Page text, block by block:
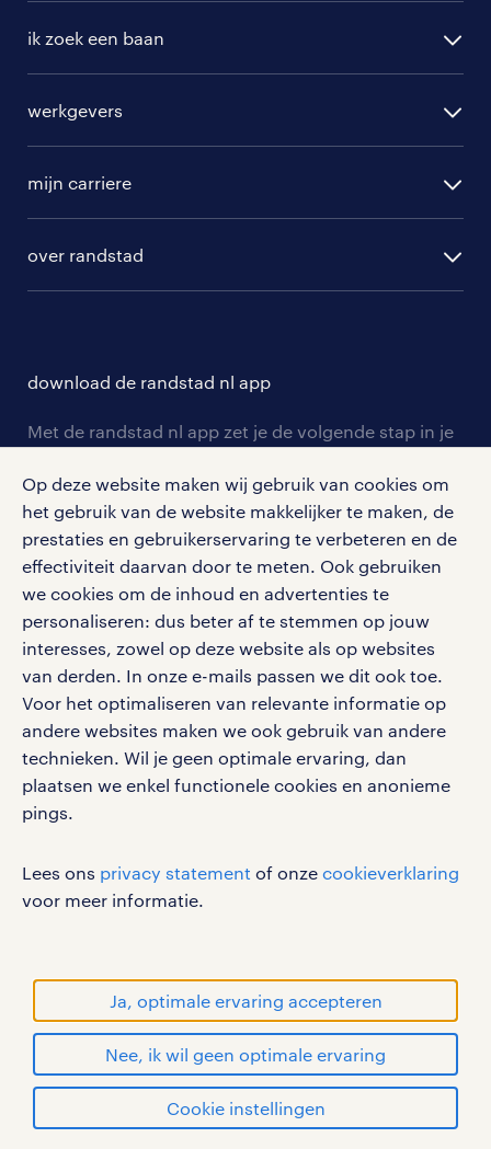
Op deze website maken wij gebruik van cookies om
het gebruik van de website makkelijker te maken, de
prestaties en gebruikerservaring te verbeteren en de
effectiviteit daarvan door te meten. Ook gebruiken
we cookies om de inhoud en advertenties te
personaliseren: dus beter af te stemmen op jouw
interesses, zowel op deze website als op websites
van derden. In onze e-mails passen we dit ook toe.
Voor het optimaliseren van relevante informatie op
andere websites maken we ook gebruik van andere
technieken. Wil je geen optimale ervaring, dan
plaatsen we enkel functionele cookies en anonieme
pings.
Lees ons privacy statement of onze cookieverklaring
voor meer informatie.
Ja, optimale ervaring accepteren
Nee, ik wil geen optimale ervaring
Cookie instellingen
solliciteren
ik zoek een baan
randstad professional
randstad digital
werkgevers
hr-diensten
branches
tarieven
personeel gezocht
aanmelden nieuwsbrief
mijn carriere
solliciteren
salarischecker
bruto-netto calculator
over randstad
onze vestigingen
pers
klachten en misstanden
download de randstad nl app
Met de randstad nl app zet je de volgende stap in je
en ontvang berichten van je intercedent.
Eenvoudig, snel en overal.
apple app store
google play store
social media
Volg ons voor de leukste content omtrent
vacatures, solliciteren en inspiratie.
werken bij randstad
disclaimer
RANDSTAD, HUMAN FORWARD en SHAPING THE